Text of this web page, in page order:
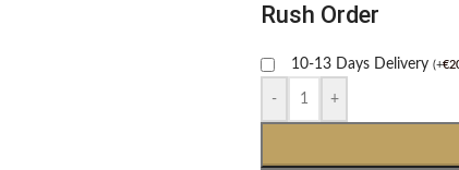
Rush Order
10-13 Days Delivery (+€
- +